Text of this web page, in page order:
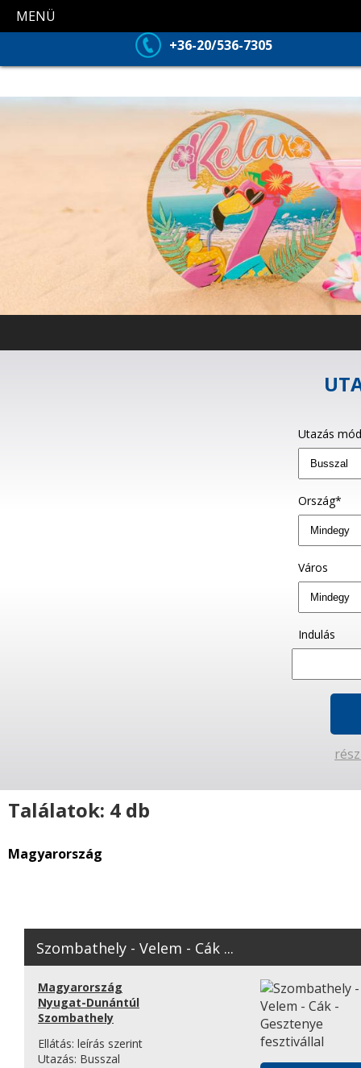
MENÜ
+36-20/536-7305
Utazás
Ország*
Város
Indulás
Találatok: 4 db
Magyarország
Szombathely - Velem - Cák ...
Magyarország
Nyugat-Dunántúl
Szombathely
Ellátás: leírás szerint
Utazás: Busszal